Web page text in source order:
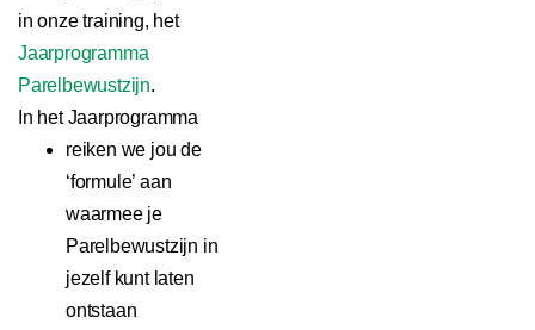
in onze training, het
Jaarprogramma
Parelbewustzijn.
In het Jaarprogramma
reiken we jou de
‘formule’ aan
waarmee je
Parelbewustzijn in
jezelf kunt laten
ontstaan